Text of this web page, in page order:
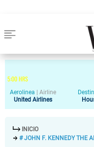
5:00HRS
Aerolinea
Airline
United Airlines
INICIO
# JOHN F. KENNEDY THE